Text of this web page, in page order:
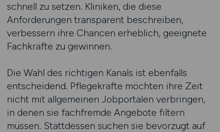
schnell zu setzen. Kliniken, die diese
Anforderungen transparent beschreiben,
verbessern ihre Chancen erheblich, geeignete
Fachkräfte zu gewinnen.
Die Wahl des richtigen Kanals ist ebenfalls
entscheidend. Pflegekräfte möchten ihre Zeit
nicht mit allgemeinen Jobportalen verbringen,
in denen sie fachfremde Angebote filtern
müssen. Stattdessen suchen sie bevorzugt auf